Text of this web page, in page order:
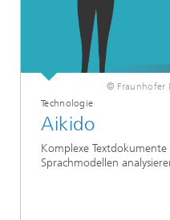
© Fraunhofer
Technologie
Aikido
Komplexe
Sprachmodellen